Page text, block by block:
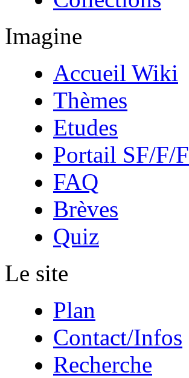
Imagine
Accueil Wiki
Thèmes
Etudes
Portail SF/F/F
FAQ
Brèves
Quiz
Le site
Plan
Contact/Infos
Recherche